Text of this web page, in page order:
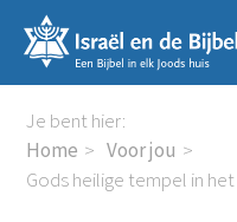
links
naar
de
inhoud
Je bent hier:
Home
Voor jou
Gods heilige tempel in